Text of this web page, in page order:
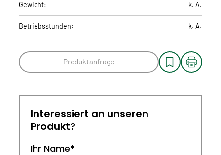
Gewicht: k. A.
Betriebsstunden: k. A.
Produktanfrage
Interessiert an unseren
Produkt?
Ihr Name*